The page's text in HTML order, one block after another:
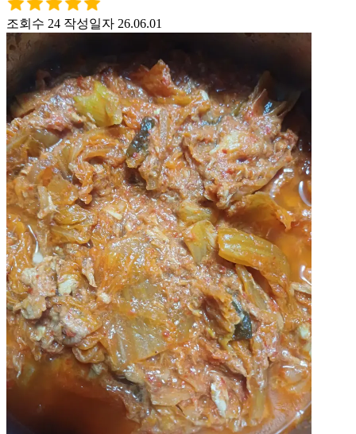
조회수 24 작성일자 26.06.01